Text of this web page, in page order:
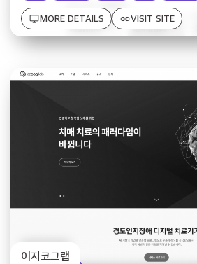
desktop_windowsMORE DETAILS linkVISIT SITE
이지코그랩